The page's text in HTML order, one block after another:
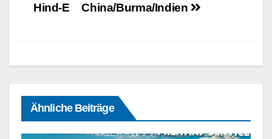
China/Burma/Indien
Hind-E
Ähnliche Beiträge